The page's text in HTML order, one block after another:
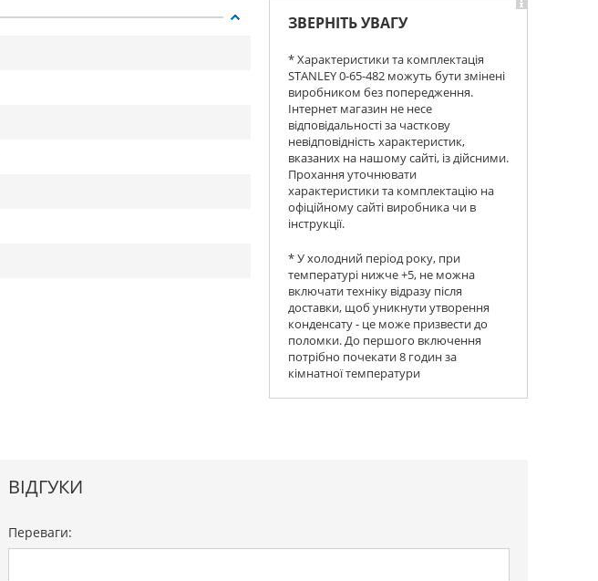
ЗВЕРНІТЬ УВАГУ
* Характеристики та комплектація
STANLEY 0-65-482 можуть бути змінені
виробником без попередження.
Інтернет магазин не несе
відповідальності за часткову
невідповідність характеристик,
вказаних на нашому сайті, із дійсними.
Прохання уточнювати
характеристики та комплектацію на
офіційному сайті виробника чи в
інструкції.
* У холодний період року, при
температурі нижче +5, не можна
включати техніку відразу після
доставки, щоб уникнути утворення
конденсату - це може призвести до
поломки. До першого включення
потрібно почекати 8 годин за
кімнатної температури
ВІДГУКИ
Переваги: